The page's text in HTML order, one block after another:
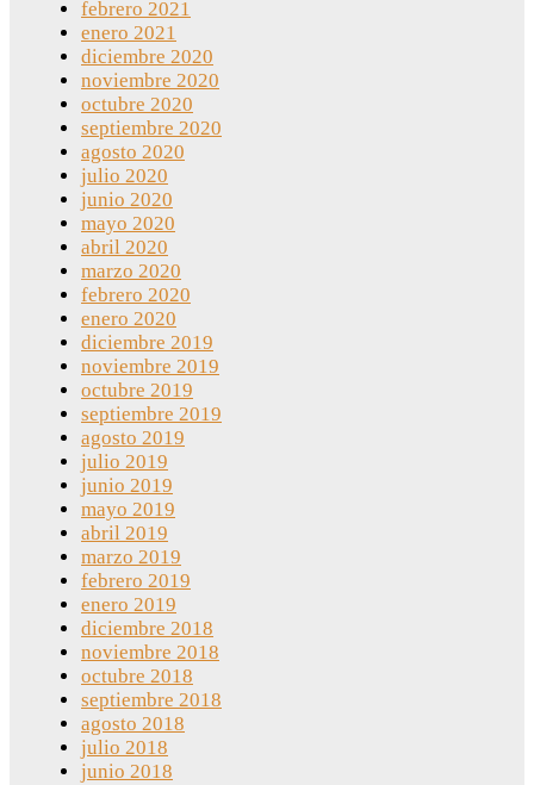
febrero 2021
enero 2021
diciembre 2020
noviembre 2020
octubre 2020
septiembre 2020
agosto 2020
julio 2020
junio 2020
mayo 2020
abril 2020
marzo 2020
febrero 2020
enero 2020
diciembre 2019
noviembre 2019
octubre 2019
septiembre 2019
agosto 2019
julio 2019
junio 2019
mayo 2019
abril 2019
marzo 2019
febrero 2019
enero 2019
diciembre 2018
noviembre 2018
octubre 2018
septiembre 2018
agosto 2018
julio 2018
junio 2018